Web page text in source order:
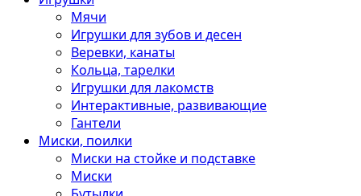
Мячи
Игрушки для зубов и десен
Веревки, канаты
Кольца, тарелки
Игрушки для лакомств
Интерактивные, развивающие
Гантели
Миски, поилки
Миски на стойке и подставке
Миски